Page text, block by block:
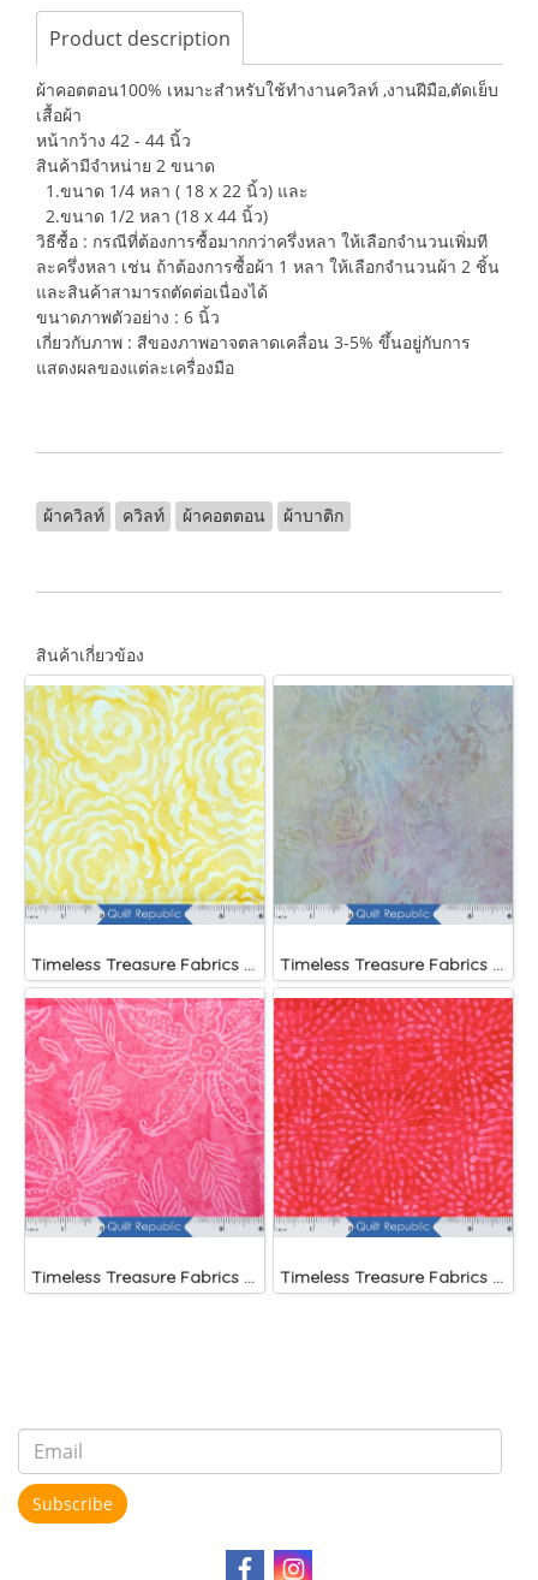
Product description
ผ้าคอตตอน100% เหมาะสำหรับใช้ทำงานควิลท์ ,งานฝีมือ,ตัดเย็บ
เสื้อผ้า
หน้ากว้าง 42 - 44 นิ้ว
สินค้ามีจำหน่าย 2 ขนาด
1.ขนาด 1/4 หลา ( 18 x 22 นิ้ว) และ
2.ขนาด 1/2 หลา (18 x 44 นิ้ว)
วิธีซื้อ : กรณีที่ต้องการซื้อมากกว่าครึ่งหลา ให้เลือกจำนวนเพิ่มที
ละครึ่งหลา เช่น ถ้าต้องการซื้อผ้า 1 หลา ให้เลือกจำนวนผ้า 2 ชิ้น
และสินค้าสามารถตัดต่อเนื่องได้
ขนาดภาพตัวอย่าง : 6 นิ้ว
เกี่ยวกับภาพ : สีของภาพอาจตลาดเคลื่อน 3-5% ขึ้นอยู่กับการ
แสดงผลของแต่ละเครื่องมือ
ผ้าควิลท์ ควิลท์ ผ้าคอตตอน ผ้าบาติก
สินค้าเกี่ยวข้อง
Timeless Treasure Fabrics Tonga Batiks Brightside Large Roses Sun Timeless Treasure Fabrics Tonga Batiks Mariposa Celular Tropical Flowers Mist
Timeless Treasure Fabrics Tonga Batiks Brightside Pink Scalloped Flower Timeless Treasure Fabrics Tonga Batiks Liberty Fireworks Stripes
Subscribe